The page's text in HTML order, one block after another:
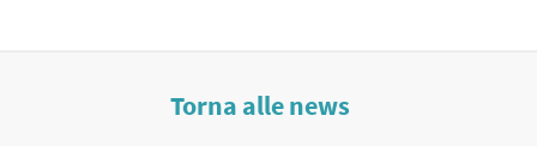
Torna alle news